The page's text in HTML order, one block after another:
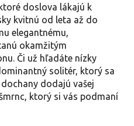
doslova lákajú k
kvitnú od leta až do
elegantnému,
okamžitým
Či už hľadáte nízky
solitér, ktorý sa
dodajú vašej
ktorý si vás podmaní